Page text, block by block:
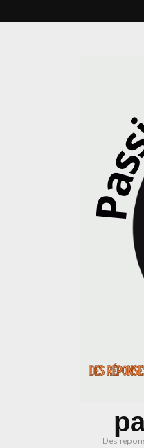
Des